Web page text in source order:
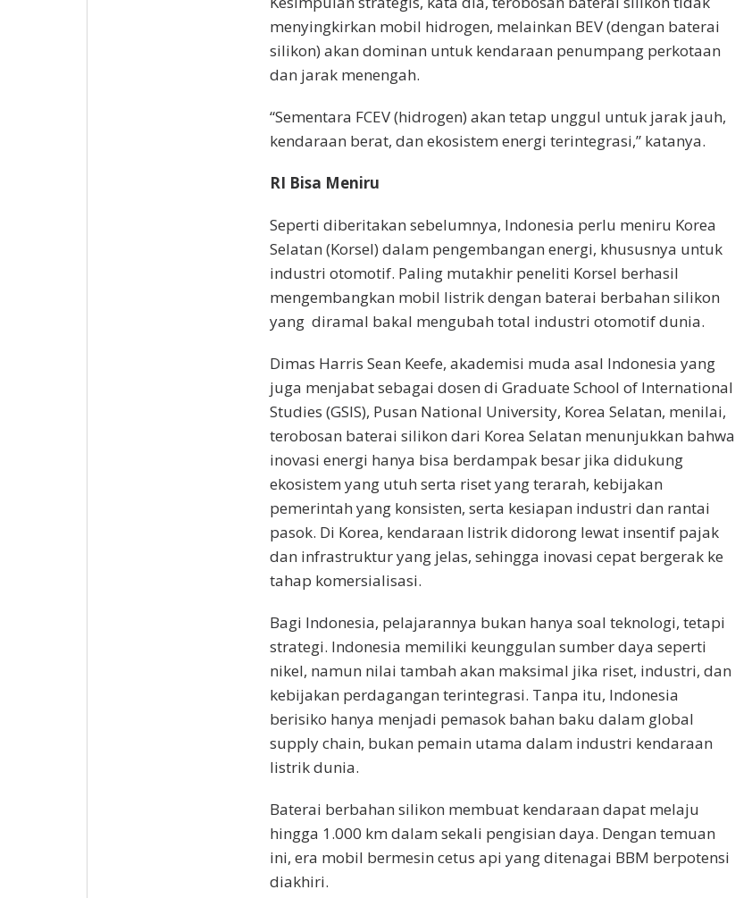
menyingkirkan mobil hidrogen, melainkan BEV (dengan baterai
silikon) akan dominan untuk kendaraan penumpang perkotaan
dan jarak menengah.
“Sementara FCEV (hidrogen) akan tetap unggul untuk jarak jauh,
kendaraan berat, dan ekosistem energi terintegrasi,” katanya.
RI Bisa Meniru
Seperti diberitakan sebelumnya, Indonesia perlu meniru Korea
Selatan (Korsel) dalam pengembangan energi, khususnya untuk
industri otomotif. Paling mutakhir peneliti Korsel berhasil
mengembangkan mobil listrik dengan baterai berbahan silikon
yang diramal bakal mengubah total industri otomotif dunia.
Dimas Harris Sean Keefe, akademisi muda asal Indonesia yang
juga menjabat sebagai dosen di Graduate School of International
Studies (GSIS), Pusan National University, Korea Selatan, menilai,
terobosan baterai silikon dari Korea Selatan menunjukkan bahwa
inovasi energi hanya bisa berdampak besar jika didukung
ekosistem yang utuh serta riset yang terarah, kebijakan
pemerintah yang konsisten, serta kesiapan industri dan rantai
pasok. Di Korea, kendaraan listrik didorong lewat insentif pajak
dan infrastruktur yang jelas, sehingga inovasi cepat bergerak ke
tahap komersialisasi.
Bagi Indonesia, pelajarannya bukan hanya soal teknologi, tetapi
strategi. Indonesia memiliki keunggulan sumber daya seperti
nikel, namun nilai tambah akan maksimal jika riset, industri, dan
kebijakan perdagangan terintegrasi. Tanpa itu, Indonesia
berisiko hanya menjadi pemasok bahan baku dalam global
supply chain, bukan pemain utama dalam industri kendaraan
listrik dunia.
Baterai berbahan silikon membuat kendaraan dapat melaju
hingga 1.000 km dalam sekali pengisian daya. Dengan temuan
ini, era mobil bermesin cetus api yang ditenagai BBM berpotensi
diakhiri.